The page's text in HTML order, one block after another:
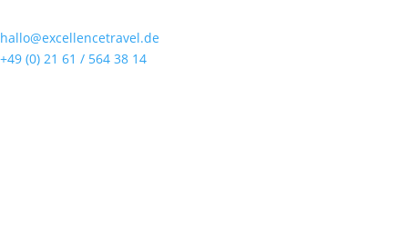
hallo@excellencetravel.de
+49 (0) 21 61 / 564 38 14